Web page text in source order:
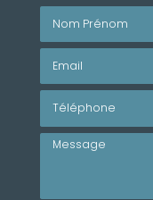
Nom Prénom
Message